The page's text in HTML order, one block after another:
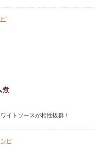
煮
イトソースが相性抜群！
ピ